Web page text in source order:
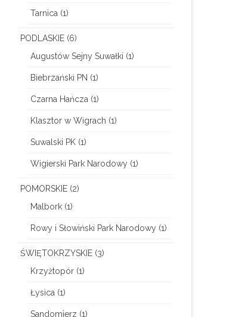
Tarnica (1)
PODLASKIE(6)
Augustów Sejny Suwałki (1)
Biebrzański PN (1)
Czarna Hańcza (1)
Klasztor w Wigrach (1)
Suwalski PK(1)
Wigierski Park Narodowy(1)
POMORSKIE(2)
Malbork(1)
Rowy i Słowiński Park Narodowy(1)
ŚWIĘTOKRZYSKIE(3)
Krzyżtopór(1)
Łysica (1)
Sandomierz (1)